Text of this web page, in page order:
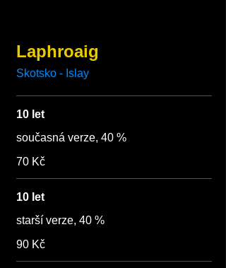
Laphroaig
Skotsko - Islay
10 let
současná verze, 40 %
70 Kč
10 let
starší verze, 40 %
90 Kč